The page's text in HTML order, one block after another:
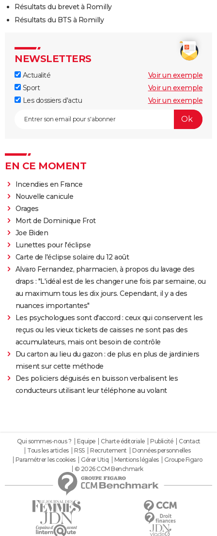
Résultats du brevet à Romilly
Résultats du BTS à Romilly
NEWSLETTERS
Actualité
Voir un exemple
Sport
Voir un exemple
Les dossiers d'actu
Voir un exemple
EN CE MOMENT
Incendies en France
Nouvelle canicule
Orages
Mort de Dominique Frot
Joe Biden
Lunettes pour l'éclipse
Carte de l'éclipse solaire du 12 août
Alvaro Fernandez, pharmacien, à propos du lavage des
draps : "L'idéal est de les changer une fois par semaine, ou
au maximum tous les dix jours. Cependant, il y a des
nuances importantes"
Les psychologues sont d'accord : ceux qui conservent les
reçus ou les vieux tickets de caisses ne sont pas des
accumulateurs, mais ont besoin de contrôle
Du carton au lieu du gazon : de plus en plus de jardiniers
misent sur cette méthode
Des policiers déguisés en buisson verbalisent les
conducteurs utilisant leur téléphone au volant
Qui sommes-nous ? Equipe Charte éditoriale Publicité
Contact
Tous les articles
RSS Recrutement
Données personnelles
Paramétrer les cookies
Gérer Utiq Mentions légales
Groupe Figaro
© 2026 CCM Benchmark